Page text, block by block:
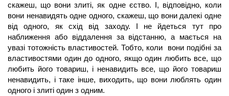
скажеш, що вони злиті, як одне єство. І, відповідно, коли
вони ненавидять одне одного, скажеш, що вони далекі одне
від одного, як схід від заходу. І не йдеться тут про
наближення або віддалення за відстанню, а мається на
увазі тотожність властивостей. Тобто, коли вони подібні за
властивостями один до одного, якщо один любить все, що
любить його товариш, і ненавидить все, що його товариш
ненавидить, і таке інше, виходить, що вони люблять один
одного і злиті один з одним.